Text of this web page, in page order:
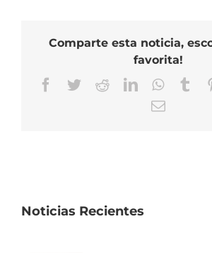
Comparte esta noticia,
favorita!
Facebook
TwitterRedditLinkedIn
Correo
Noticias Recientes